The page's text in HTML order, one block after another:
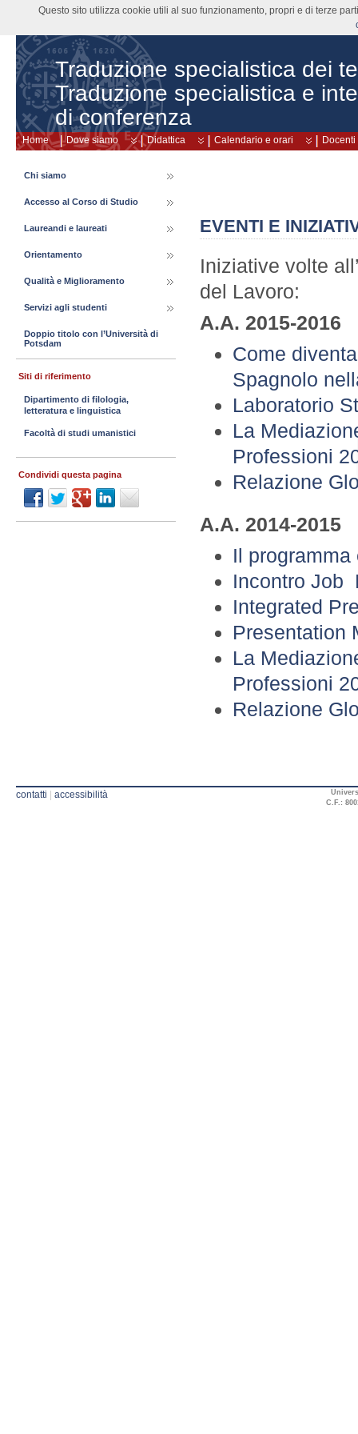
Traduzione specialistica dei
Traduzione specialistica e
di conferenza
Home Dove siamo Didattica Calendario e orari Docenti
EVENTI E
Iniziative volte
del Lavoro:
A.A. 2015-2016
Come
Spagnolo
Laboratorio
La
Professioni
Relazione
A.A. 2014-2015
Il
Incontro Job
Integrated
Presentation
La
Professioni
Relazione
Chi siamo
Accesso al Corso di Studio
Laureandi e laureati
Orientamento
Qualità e Miglioramento
Servizi agli studenti
Doppio titolo con l’Università di
Potsdam
Siti di riferimento
Dipartimento di filologia,
letteratura e linguistica
Facoltà di studi umanistici
Condividi questa pagina
contatti | accessibilità
C.F.:
Questo sito utilizza cookie utili al suo funzionamento, propri e di terze